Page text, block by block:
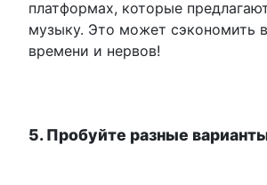
платформах, которые
музыку. Это может сэкономить
времени и нервов!
5. Пробуйте разные